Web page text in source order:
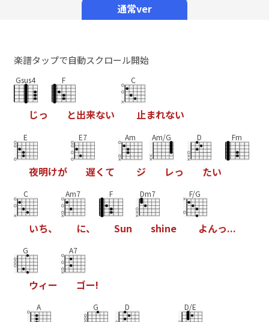
通常ver
楽譜タップで自動スクロール開始
Gsus4
じっ
F
と出来ない
C
止まれない
E
夜明けが
E7
遅く て
Am
ジ
Am/G
レっ
D
たい
Fm
C
いち、
Am7
に、
F
Sun
Dm7
shine
F/G
よんっ...
G
ウィー
A7
ゴー!
A G D D/E